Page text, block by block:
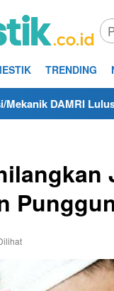
TRENDING
SMA/SMK